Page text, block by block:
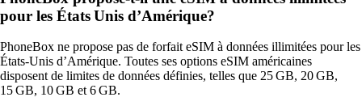
pour les États Unis d’Amérique?
PhoneBox ne propose pas de forfait eSIM à données illimitées pour les
États-Unis d’Amérique. Toutes ses options eSIM américaines
disposent de limites de données définies, telles que 25 GB, 20 GB,
15 GB, 10 GB et 6 GB.